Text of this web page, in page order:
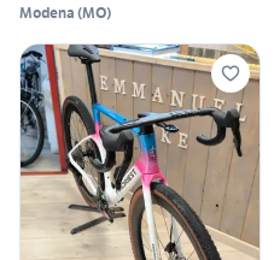
Modena (MO)